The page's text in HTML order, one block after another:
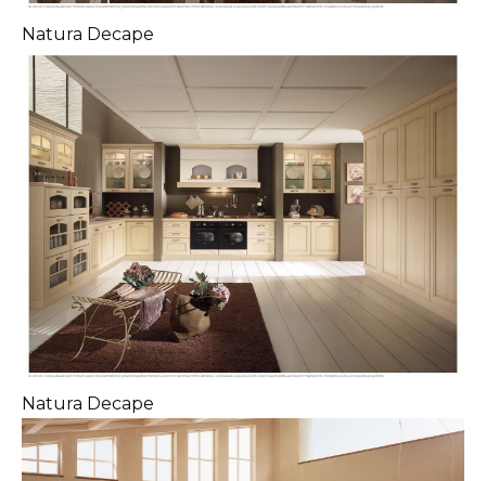
Natura Decape
Natura Decape